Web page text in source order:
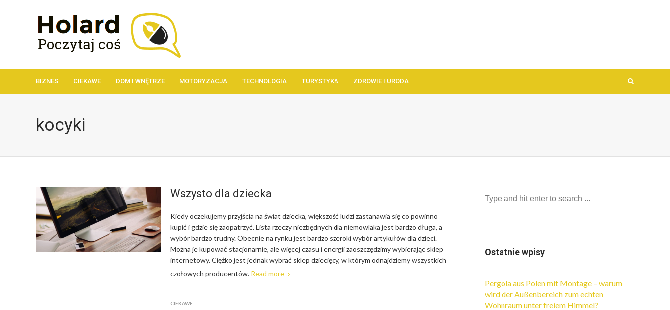
BIZNES CIEKAWE DOM I WNĘTRZE MOTORYZACJA TECHNOLOGIA TURYSTYKA ZDROWIE I URODA
kocyki
Wszysto dla dziecka
Kiedy oczekujemy przyjścia na świat dziecka, większość ludzi zastanawia się co powinno
kupić i gdzie się zaopatrzyć. Lista rzeczy niezbędnych dla niemowlaka jest bardzo długa, a
wybór bardzo trudny. Obecnie na rynku jest bardzo szeroki wybór artykułów dla dzieci.
Można je kupować stacjonarnie, ale więcej czasu i energii zaoszczędzimy wybierając sklep
internetowy. Ciężko jest jednak wybrać sklep dziecięcy, w którym odnajdziemy wszystkich
czołowych producentów. Read more
CIEKAWE
Ostatnie wpisy
Pergola aus Polen mit Montage – warum
wird der Außenbereich zum echten
Wohnraum unter freiem Himmel?